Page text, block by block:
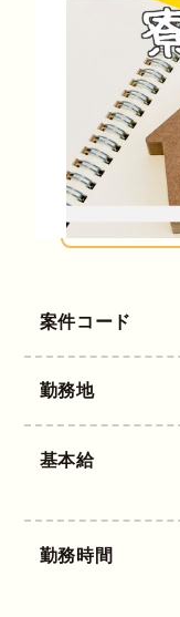
案件コード
勤務地
基本給
勤務時間